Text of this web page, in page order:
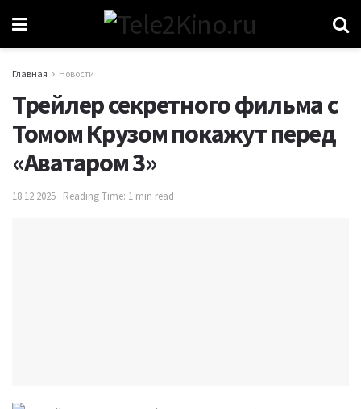
Главная Новости
Трейлер секретного фильма с
Томом Крузом покажут перед
«Аватаром 3»
18.12.2025 Reading Time: 1 min read